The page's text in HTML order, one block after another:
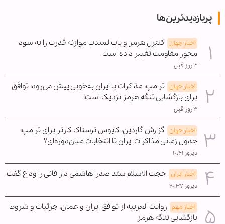
پربازدیدترین‌ها
اخبار جهان کنترل هرمز و باب‌المندب موازنه قدرت را به سود
محور مقاومت تغییر داده است
۳ روز قبل
اخبار جهان ترامپ: مذاکرات با ایران به‌خوبی پیش می‌رود؛ توافق
برای بازگشایی تنگه هرمز نزدیک است!
۳ روز قبل
اخبار جهان گزارش گاردین: کابوس ترسناک کارتر برای ترامپ؛
جدول زمانی مذاکرات ایران تا انتخابات میان‌دوره‌ای؟
دیروز ۱۰:۴۱
اخبار ایران حجت الاسلام سیّد صدرا هاشمی دار فانی را وداع گفت
دیروز ۲۰:۳۷
اخبار مهم روایت العربیه از توافق ایران و عمان؛ جزئیات و شروط
بازگشایی تنگه هرمز